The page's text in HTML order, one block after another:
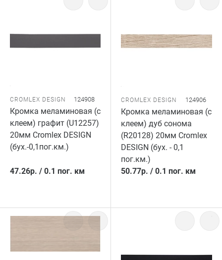
CROMLEX DESIGN 124908
Кромка меламиновая (с
клеем) графит (U12257)
20мм Cromlex DESIGN
(бух.-0,1пог.км.)
47.26р. / 0.1 пог. км
CROMLEX DESIGN 124906
Кромка меламиновая (с
клеем) дуб сонома
(R20128) 20мм Cromlex
DESIGN (бух. - 0,1
пог.км.)
50.77р. / 0.1 пог. км